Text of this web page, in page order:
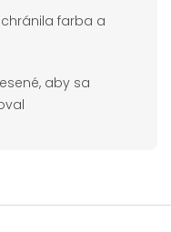
farba a
aby sa